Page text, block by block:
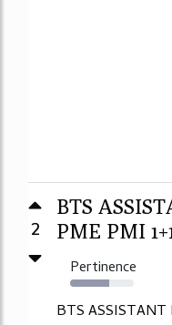
2
BTS
PME PMI
Pertinence
62%
BTS ASSISTANT